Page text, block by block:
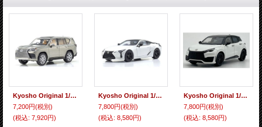
Kyosho Original 1/43 Lexus LX 600 (Sonic Titanium)
7,200円(税別)
(税込: 7,920円)
Kyosho Original 1/43 Lexus LC500 "EDGE" HAKUGIN (Matte White)
7,800円(税別)
(税込: 8,580円)
Kyosho Original 1/43 Lexus LBX MORIZO RR White Nova Glass Flake/Black
7,800円(税別)
(税込: 8,580円)